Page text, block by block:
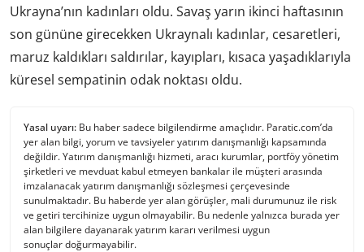
Ukrayna’nın kadınları oldu. Savaş yarın ikinci haftasının
son gününe girecekken Ukraynalı kadınlar, cesaretleri,
maruz kaldıkları saldırılar, kayıpları, kısaca yaşadıklarıyla
küresel sempatinin odak noktası oldu.
Yasal uyarı: Bu haber sadece bilgilendirme amaçlıdır. Paratic.com’da
yer alan bilgi, yorum ve tavsiyeler yatırım danışmanlığı kapsamında
değildir. Yatırım danışmanlığı hizmeti, aracı kurumlar, portföy yönetim
şirketleri ve mevduat kabul etmeyen bankalar ile müşteri arasında
imzalanacak yatırım danışmanlığı sözleşmesi çerçevesinde
sunulmaktadır. Bu haberde yer alan görüşler, mali durumunuz ile risk
ve getiri tercihinize uygun olmayabilir. Bu nedenle yalnızca burada yer
alan bilgilere dayanarak yatırım kararı verilmesi uygun
sonuçlar doğurmayabilir.